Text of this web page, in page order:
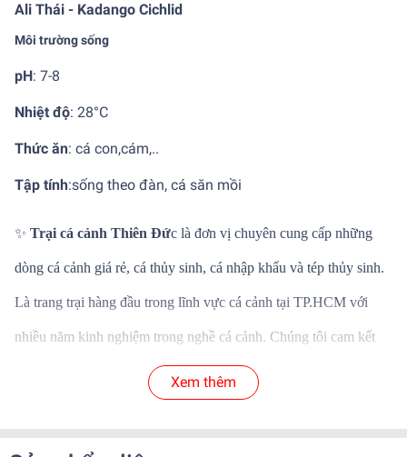
Ali Thái - Kadango Cichlid
Môi trường sống
pH: 7-8
Nhiệt độ: 28°C
Thức ăn: cá con,cám,..
Tập tính:sống theo đàn, cá săn mồi
✨ Trại cá cảnh Thiên Đức là đơn vị chuyên cung cấp những
dòng cá cảnh giá rẻ, cá thủy sinh, cá nhập khẩu và tép thủy sinh.
Là trang trại hàng đầu trong lĩnh vực cá cảnh tại TP.HCM với
nhiều năm kinh nghiệm trong nghề cá cảnh. Chúng tôi cam kết
mang đến những dòng cá cảnh thủy sinh chất lượng và mới lại
hàng
Xem thêm